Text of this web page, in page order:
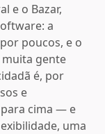
e o Bazar,
a
poucos, e o
muita gente
é, por
e
cima — e
uma